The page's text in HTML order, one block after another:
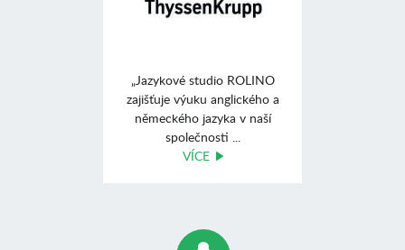
„Jazykové studio ROLINO
zajišťuje výuku anglického a
německého jazyka v naší
společnosti ...
VÍCE